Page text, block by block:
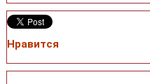
Нравится